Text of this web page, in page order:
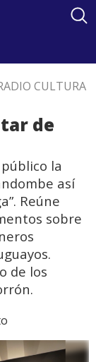
CULTURA
de
la
así
Reúne
sobre
de los